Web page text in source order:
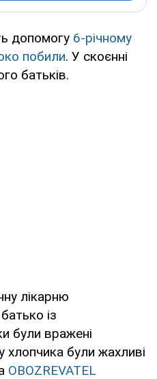
допомогу 6-річному
побили. У скоєнні
батьків.
лікарню
із
були вражені
хлопчика були жахливі
OBOZREVATEL